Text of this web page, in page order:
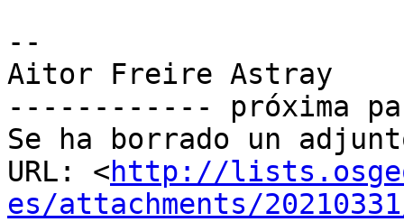
--
Aitor Freire Astray
------------ próxima
Se ha borrado un
URL: <http://
es/attachments/